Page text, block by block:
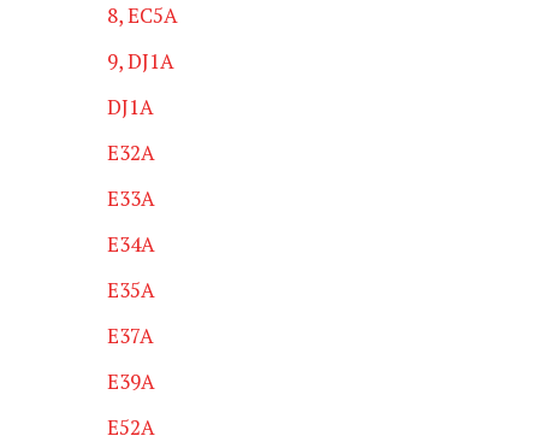
8, EC5A
9, DJ1A
DJ1A
E32A
E33A
E34A
E35A
E37A
E39A
E52A